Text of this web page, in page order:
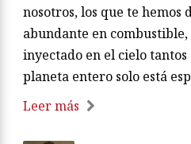
nosotros, los que te
abundante en combustible,
inyectado en el cielo
planeta entero solo está
Leer más